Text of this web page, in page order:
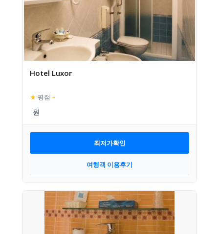
Hotel Luxor
★ 평점 –
최저가확인
여행객 이용후기